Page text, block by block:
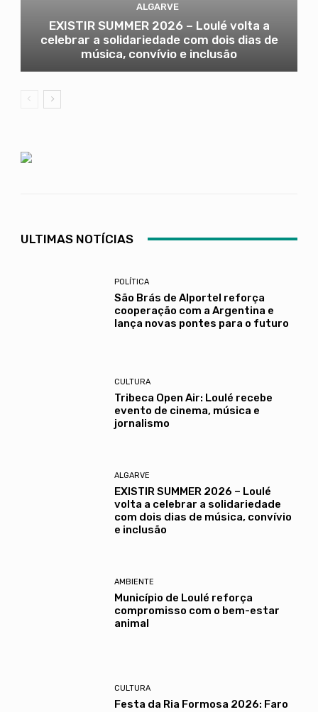
ALGARVE
EXISTIR SUMMER 2026 – Loulé volta a
celebrar a solidariedade com dois dias de
música, convívio e inclusão
ULTIMAS NOTÍCIAS
POLÍTICA
São Brás de Alportel reforça
cooperação com a Argentina e
lança novas pontes para o futuro
CULTURA
Tribeca Open Air: Loulé recebe
evento de cinema, música e
jornalismo
ALGARVE
EXISTIR SUMMER 2026 – Loulé
volta a celebrar a solidariedade
com dois dias de música, convívio
e inclusão
AMBIENTE
Município de Loulé reforça
compromisso com o bem-estar
animal
CULTURA
Festa da Ria Formosa 2026: Faro